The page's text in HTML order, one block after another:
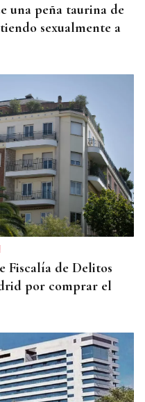
una peña taurina de
sexualmente a
Fiscalía de Delitos
por comprar el